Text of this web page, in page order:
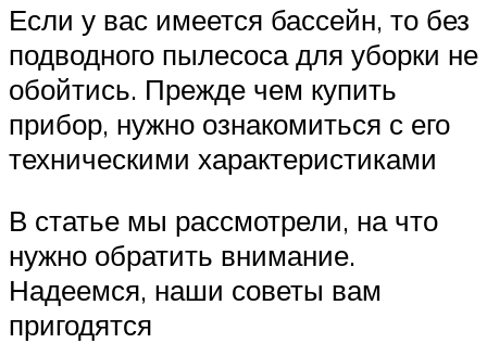
Если у вас имеется бассейн, то без
подводного пылесоса для уборки не
обойтись. Прежде чем купить
прибор, нужно ознакомиться с его
техническими характеристиками
В статье мы рассмотрели, на что
нужно обратить внимание.
Надеемся, наши советы вам
пригодятся